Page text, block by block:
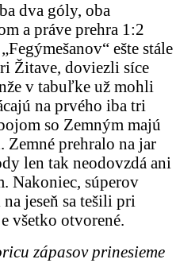
dva góly, oba
a práve prehra 1:2
ešte stále
Žitave, doviezli síce
v tabuľke už mohli
na prvého iba tri
so Zemným majú
prehralo na jar
len tak neodovzdá ani
Nakoniec, súperov
jeseň sa tešili pri
všetko otvorené.
zápasov prinesieme